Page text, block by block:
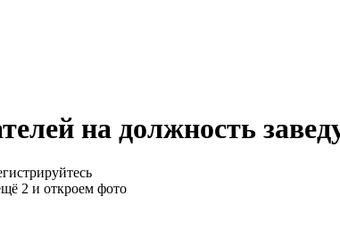
на должность
2 и откроем фото